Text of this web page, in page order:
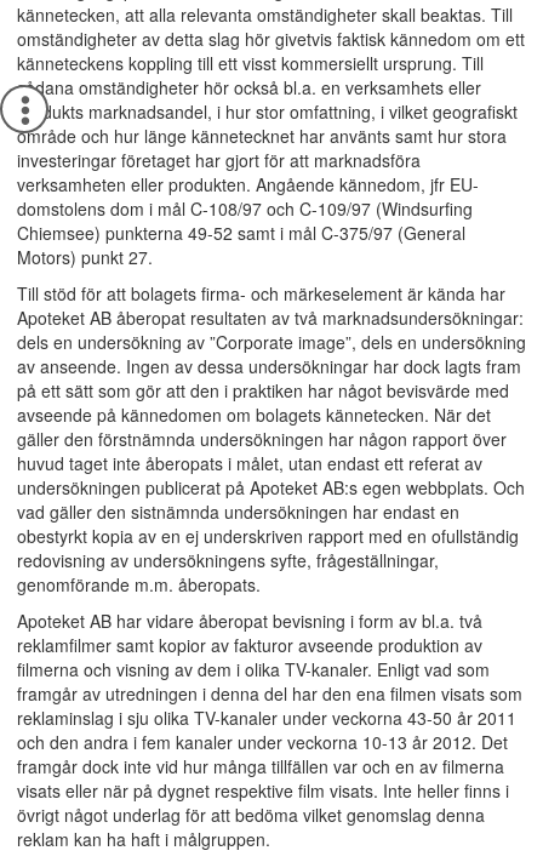
kännetecken, att alla relevanta omständigheter skall beaktas. Till
omständigheter av detta slag hör givetvis faktisk kännedom om ett
känneteckens koppling till ett visst kommersiellt ursprung. Till
sådana omständigheter hör också bl.a. en verksamhets eller
produkts marknadsandel, i hur stor omfattning, i vilket geografiskt
område och hur länge kännetecknet har använts samt hur stora
investeringar företaget har gjort för att marknadsföra
verksamheten eller produkten. Angående kännedom, jfr EU-
domstolens dom i mål C-108/97 och C-109/97 (Windsurfing
Chiemsee) punkterna 49-52 samt i mål C-375/97 (General
Motors) punkt 27.
Till stöd för att bolagets firma- och märkeselement är kända har
Apoteket AB åberopat resultaten av två marknadsundersökningar:
dels en undersökning av ”Corporate image”, dels en undersökning
av anseende. Ingen av dessa undersökningar har dock lagts fram
på ett sätt som gör att den i praktiken har något bevisvärde med
avseende på kännedomen om bolagets kännetecken. När det
gäller den förstnämnda undersökningen har någon rapport över
huvud taget inte åberopats i målet, utan endast ett referat av
undersökningen publicerat på Apoteket AB:s egen webbplats. Och
vad gäller den sistnämnda undersökningen har endast en
obestyrkt kopia av en ej underskriven rapport med en ofullständig
redovisning av undersökningens syfte, frågeställningar,
genomförande m.m. åberopats.
Apoteket AB har vidare åberopat bevisning i form av bl.a. två
reklamfilmer samt kopior av fakturor avseende produktion av
filmerna och visning av dem i olika TV-kanaler. Enligt vad som
framgår av utredningen i denna del har den ena filmen visats som
reklaminslag i sju olika TV-kanaler under veckorna 43-50 år 2011
och den andra i fem kanaler under veckorna 10-13 år 2012. Det
framgår dock inte vid hur många tillfällen var och en av filmerna
visats eller när på dygnet respektive film visats. Inte heller finns i
övrigt något underlag för att bedöma vilket genomslag denna
reklam kan ha haft i målgruppen.